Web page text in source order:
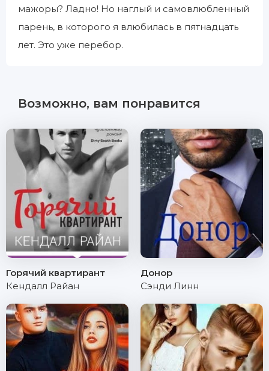
мажоры? Ладно! Но наглый и самовлюбленный
парень, в которого я влюбилась в пятнадцать
лет. Это уже перебор.
Возможно, вам понравится
Горячий квартирант
Кендалл Райан
Донор
Сэнди Линн